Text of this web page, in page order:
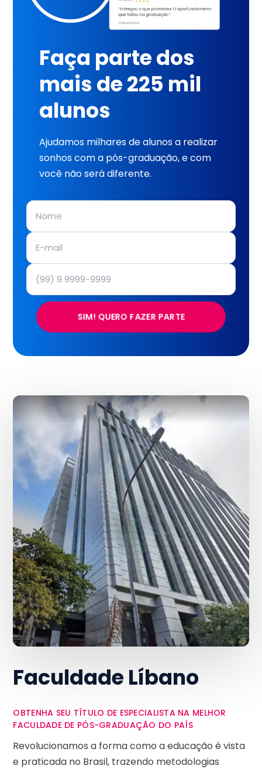
Faça parte dos
mais de 225 mil
alunos
Ajudamos milhares de alunos a realizar
sonhos com a pós-graduação, e com
você não será diferente.
SIM! QUERO FAZER PARTE
Faculdade Líbano
OBTENHA SEU TÍTULO DE ESPECIALISTA NA MELHOR
FACULDADE DE PÓS-GRADUAÇÃO DO PAÍS
Revolucionamos a forma como a educação é vista
e praticada no Brasil, trazendo metodologias